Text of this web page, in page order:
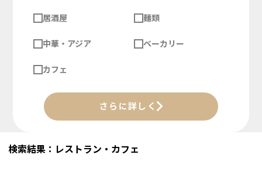
居酒屋 麺類
中華・アジア ベーカリー
カフェ
さらに詳しく
検索結果：レストラン・カフェ